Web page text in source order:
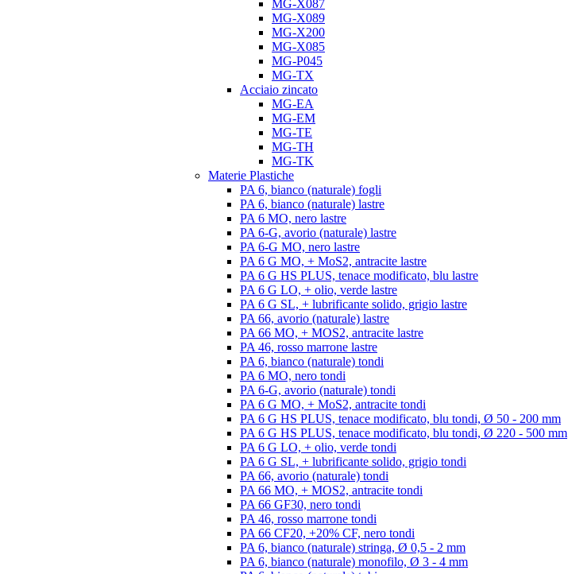
MG-X087
MG-X089
MG-X200
MG-X085
MG-P045
MG-TX
Acciaio zincato
MG-EA
MG-EM
MG-TE
MG-TH
MG-TK
Materie Plastiche
PA 6, bianco (naturale) fogli
PA 6, bianco (naturale) lastre
PA 6 MO, nero lastre
PA 6-G, avorio (naturale) lastre
PA 6-G MO, nero lastre
PA 6 G MO, + MoS2, antracite lastre
PA 6 G HS PLUS, tenace modificato, blu lastre
PA 6 G LO, + olio, verde lastre
PA 6 G SL, + lubrificante solido, grigio lastre
PA 66, avorio (naturale) lastre
PA 66 MO, + MOS2, antracite lastre
PA 46, rosso marrone lastre
PA 6, bianco (naturale) tondi
PA 6 MO, nero tondi
PA 6-G, avorio (naturale) tondi
PA 6 G MO, + MoS2, antracite tondi
PA 6 G HS PLUS, tenace modificato, blu tondi, Ø 50 - 200 mm
PA 6 G HS PLUS, tenace modificato, blu tondi, Ø 220 - 500 mm
PA 6 G LO, + olio, verde tondi
PA 6 G SL, + lubrificante solido, grigio tondi
PA 66, avorio (naturale) tondi
PA 66 MO, + MOS2, antracite tondi
PA 66 GF30, nero tondi
PA 46, rosso marrone tondi
PA 66 CF20, +20% CF, nero tondi
PA 6, bianco (naturale) stringa, Ø 0,5 - 2 mm
PA 6, bianco (naturale) monofilo, Ø 3 - 4 mm